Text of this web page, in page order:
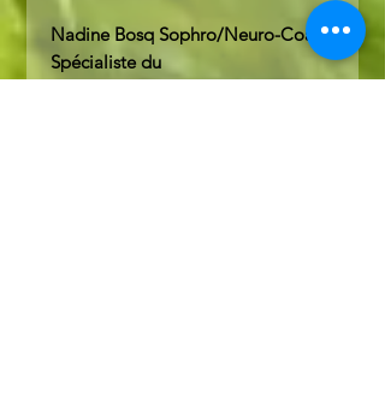
Nadine Bosq Sophro/Neuro-Coach
Spécialiste du